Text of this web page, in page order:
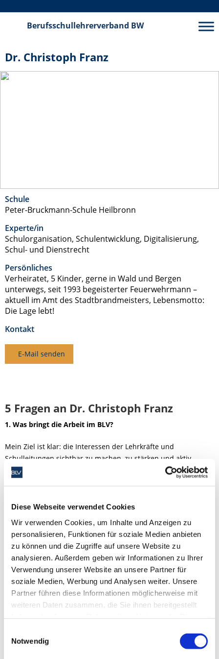
Diese Webseite verwendet Cookies
Wir verwenden Cookies, um Inhalte und Anzeigen zu
personalisieren, Funktionen für soziale Medien anbieten
zu können und die Zugriffe auf unsere Website zu
analysieren. Außerdem geben wir Informationen zu Ihrer
Verwendung unserer Website an unsere Partner für
soziale Medien, Werbung und Analysen weiter. Unsere
Partner führen diese Informationen möglicherweise mit
weiteren Daten zusammen, die Sie ihnen bereitgestellt
Cookies, wenn Sie unsere Website weiterhin nutzen.
Notwendig
Berufsschullehrerverband BW
Dr. Christoph Franz
Schule
Peter-Bruckmann-Schule Heilbronn
Experte/in
Schulorganisation, Schulentwicklung, Digitalisierung,
Schul- und Dienstrecht
Persönliches
Verheiratet, 5 Kinder, gerne in Wald und Bergen
unterwegs, seit 1993 begeisterter Feuerwehrmann –
aktuell im Amt des Stadtbrandmeisters, Lebensmotto:
Die Lage lebt!
Kontakt
E-Mail senden
5 Fragen an Dr. Christoph Franz
1. Was bringt die Arbeit im BLV?
Mein Ziel ist klar: die Interessen der Lehrkräfte und
Schulleitungen sichtbar zu machen, zu stärken und aktiv
mitzugestalten.
beruflichen Schulen und ihrer Beschäftigten.
Gesprächspartnerinnen und -partner sind alle am Schulleben
beteiligten.
3. Wenn Dir die Kultusministerin für eine Minute zuhören
würde, was würdest Du sagen wollen?
Jeder Euro, der heute in Bildung investiert wird, zahlt sich in
den nächsten Jahrzehnten mehrfach aus. Wer heute spart,